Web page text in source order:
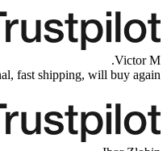
Very professional,